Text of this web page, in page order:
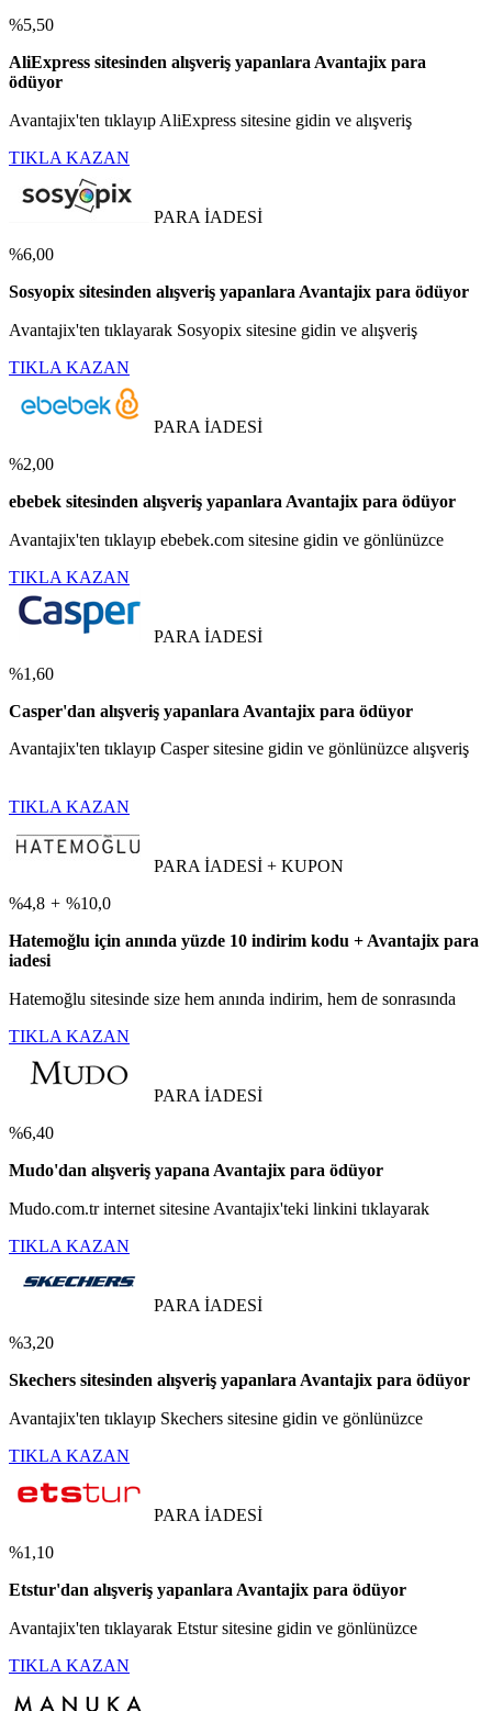
%5,50
AliExpress sitesinden alışveriş yapanlara Avantajix para
ödüyor
Avantajix'ten tıklayıp AliExpress sitesine gidin ve alışveriş
TIKLA KAZAN
PARA İADESİ
%6,00
Sosyopix sitesinden alışveriş yapanlara Avantajix para ödüyor
Avantajix'ten tıklayarak Sosyopix sitesine gidin ve alışveriş
TIKLA KAZAN
PARA İADESİ
%2,00
ebebek sitesinden alışveriş yapanlara Avantajix para ödüyor
Avantajix'ten tıklayıp ebebek.com sitesine gidin ve gönlünüzce
TIKLA KAZAN
PARA İADESİ
%1,60
Casper'dan alışveriş yapanlara Avantajix para ödüyor
Avantajix'ten tıklayıp Casper sitesine gidin ve gönlünüzce alışveriş
TIKLA KAZAN
PARA İADESİ + KUPON
%4,8 + %10,0
Hatemoğlu için anında yüzde 10 indirim kodu + Avantajix para
iadesi
Hatemoğlu sitesinde size hem anında indirim, hem de sonrasında
TIKLA KAZAN
PARA İADESİ
%6,40
Mudo'dan alışveriş yapana Avantajix para ödüyor
Mudo.com.tr internet sitesine Avantajix'teki linkini tıklayarak
TIKLA KAZAN
PARA İADESİ
%3,20
Skechers sitesinden alışveriş yapanlara Avantajix para ödüyor
Avantajix'ten tıklayıp Skechers sitesine gidin ve gönlünüzce
TIKLA KAZAN
PARA İADESİ
%1,10
Etstur'dan alışveriş yapanlara Avantajix para ödüyor
Avantajix'ten tıklayarak Etstur sitesine gidin ve gönlünüzce
TIKLA KAZAN